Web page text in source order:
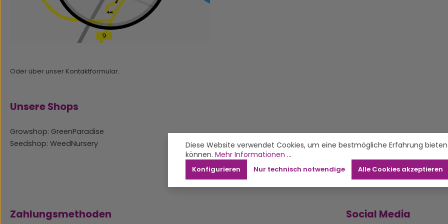
Oder über unser Kontaktformular.
Unsere Shops
Growshop: GreenParadise
Seedshop: WeedNursery
Zahlungsmethoden Social Media
Diese Website verwendet Cookies, um eine bestmögliche Erfahrung
können. Mehr Informationen ...
Nur technisch notwendige
Konfigurieren Alle Cookies akzeptieren